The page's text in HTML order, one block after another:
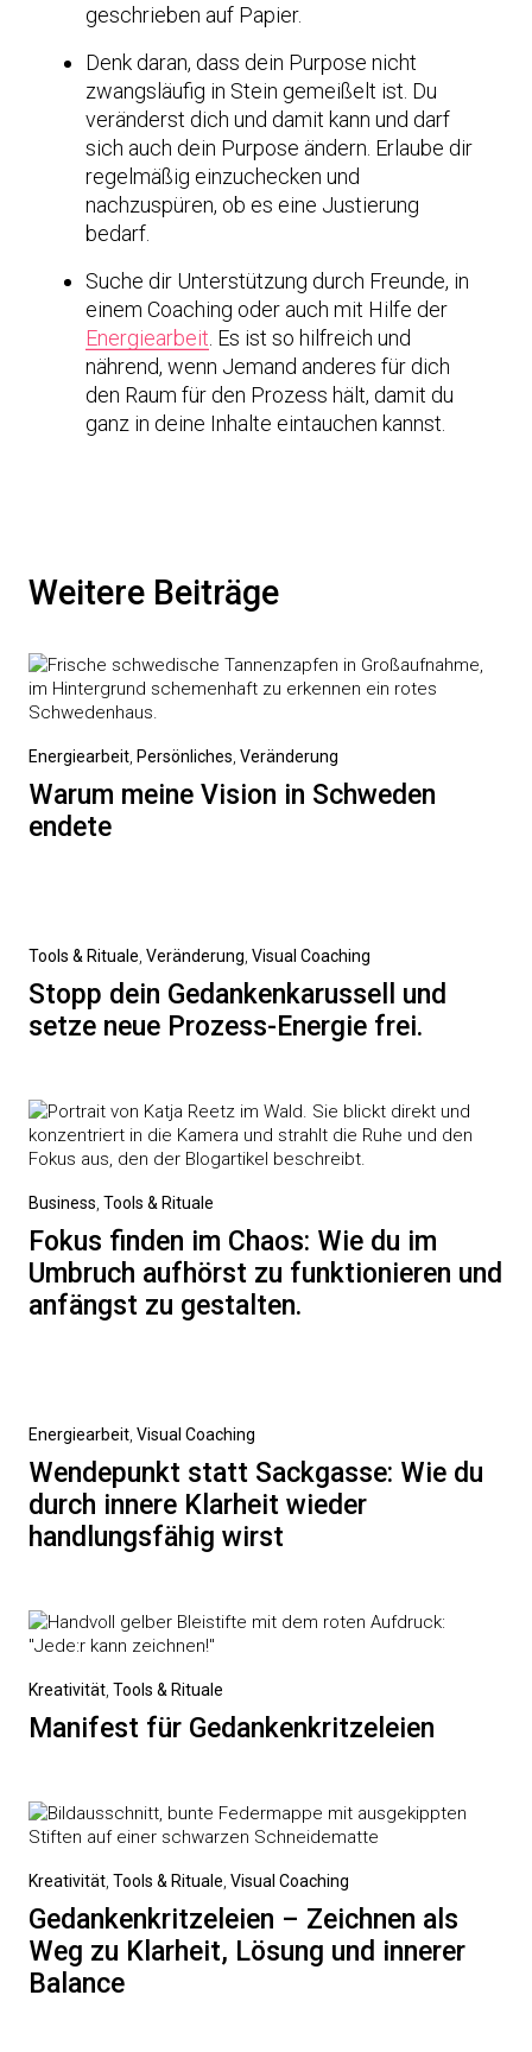
geschrieben auf Papier.
Denk daran, dass dein Purpose nicht
zwangsläufig in Stein gemeißelt ist. Du
veränderst dich und damit kann und darf
sich auch dein Purpose ändern. Erlaube dir
regelmäßig einzuchecken und
nachzuspüren, ob es eine Justierung
bedarf.
Suche dir Unterstützung durch Freunde, in
einem Coaching oder auch mit Hilfe der
Energiearbeit . Es ist so hilfreich und
nährend, wenn Jemand anderes für dich
den Raum für den Prozess hält, damit du
ganz in deine Inhalte eintauchen kannst.
Weitere Beiträge
Energiearbeit Persönliches Veränderung
Warum meine Vision in Schweden
endete
Tools & Rituale Veränderung Visual Coaching
Stopp dein Gedankenkarussell und
setze neue Prozess-Energie frei.
Business Tools & Rituale
Fokus finden im Chaos: Wie du im
Umbruch aufhörst zu funktionieren und
anfängst zu gestalten.
Energiearbeit Visual Coaching
Wendepunkt statt Sackgasse: Wie du
durch innere Klarheit wieder
handlungsfähig wirst
Kreativität Tools & Rituale
Manifest für Gedankenkritzeleien
Kreativität Tools & Rituale Visual Coaching
Gedankenkritzeleien – Zeichnen als
Weg zu Klarheit, Lösung und innerer
Balance